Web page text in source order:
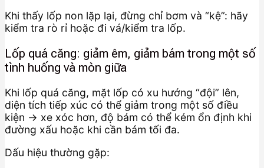
Khi thấy lốp non lặp lại, đừng chỉ bơm và “kệ”: hãy
kiểm tra rò rỉ hoặc đi vá/kiểm tra lốp.
Lốp quá căng: giảm êm, giảm bám trong một số
tình huống và mòn giữa
Khi lốp quá căng, mặt lốp có xu hướng “đội” lên,
diện tích tiếp xúc có thể giảm trong một số điều
kiện → xe xóc hơn, độ bám có thể kém ổn định khi
đường xấu hoặc khi cần bám tối đa.
Dấu hiệu thường gặp: